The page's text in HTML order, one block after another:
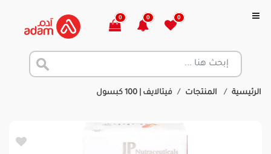
0
0
0
الرئيسية المنتجات فيتالايف | 100 كبسول